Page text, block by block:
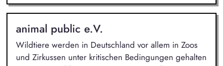
animal public e.V.
Wildtiere werden in Deutschland vor allem in Zoos
und Zirkussen unter kritischen Bedingungen gehalten